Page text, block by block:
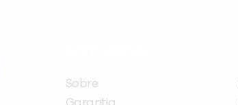
Sobre
Garantia